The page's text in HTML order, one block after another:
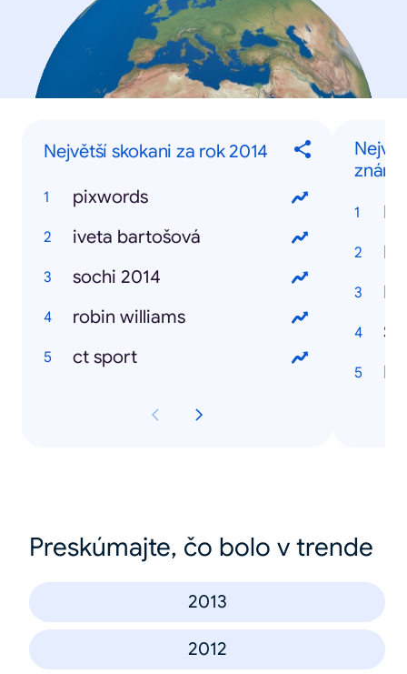
Největší skokani za rok 2014
pixwords
iveta bartošová
sochi 2014
robin williams
ct sport
Preskúmajte, čo bolo v trende
2013
2012